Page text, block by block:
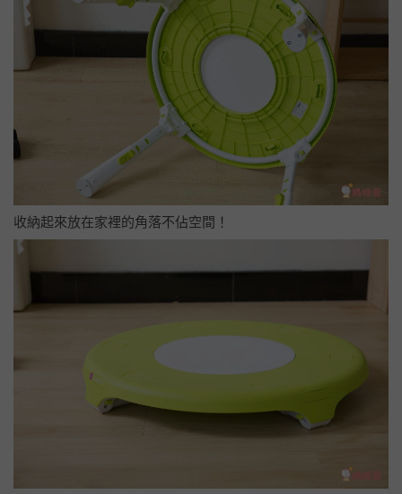
收納起來放在家裡的角落不佔空間！